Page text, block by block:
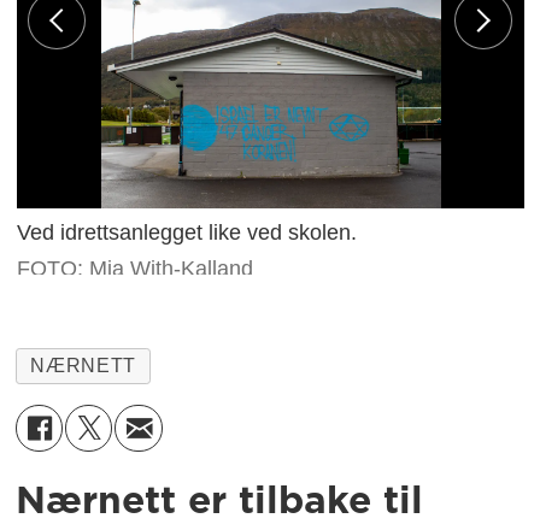
Ved idrettsanlegget like ved skolen.
FOTO: Mia With-Kalland
NÆRNETT
Nærnett er tilbake til